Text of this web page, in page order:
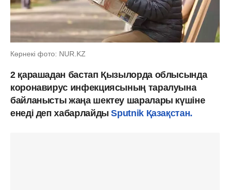
Көрнекі фото: NUR.KZ
2 қарашадан бастап Қызылорда облысында
коронавирус инфекциясының таралуына
байланысты жаңа шектеу шаралары күшіне
енеді деп хабарлайдыSputnik Қазақстан.